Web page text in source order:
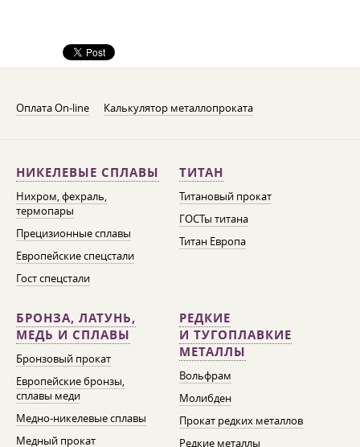
Оплата On-line Калькулятор металлопроката
НИКЕЛЕВЫЕ СПЛАВЫ
Нихром, фехраль,
термопары
Прецизионные сплавы
Европейские спецстали
Гост спецстали
ТИТАН
Титановый прокат
ГОСТы титана
Титан Европа
БРОНЗА, ЛАТУНЬ,
МЕДЬ И СПЛАВЫ
Бронзовый прокат
Европейские бронзы,
сплавы меди
Медно-никелевые сплавы
Медный прокат
РЕДКИЕ
И ТУГОПЛАВКИЕ
МЕТАЛЛЫ
Вольфрам
Молибден
Прокат редких металлов
Редкие металлы